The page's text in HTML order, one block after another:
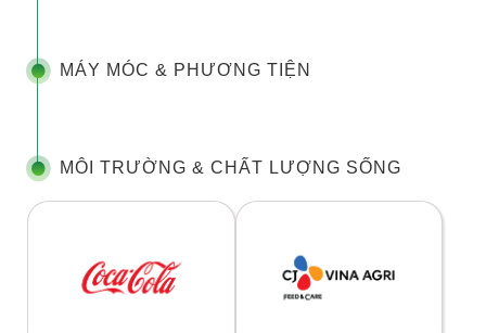
MÁY MÓC & PHƯƠNG TIỆN
MÔI TRƯỜNG & CHẤT LƯỢNG SỐNG